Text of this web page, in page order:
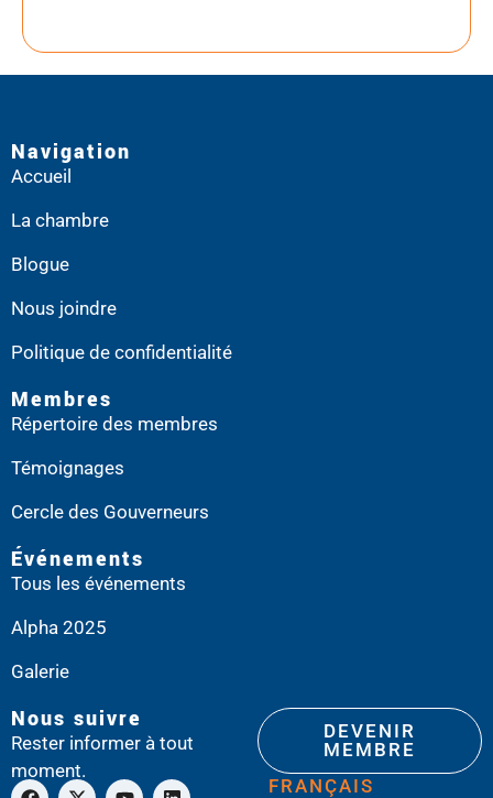
Navigation
Accueil
La chambre
Blogue
Nous joindre
Politique de confidentialité
Membres
Répertoire des membres
Témoignages
Cercle des Gouverneurs
Événements
Tous les événements
Alpha 2025
Galerie
Nous suivre
Rester informer à tout
moment.
DEVENIR
MEMBRE
FRANÇAIS